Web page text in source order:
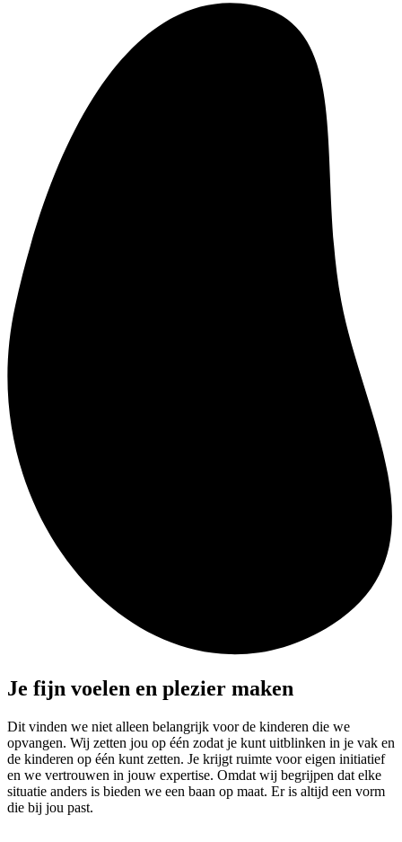
Je fijn voelen en plezier maken
Dit vinden we niet alleen belangrijk voor de kinderen die we
opvangen. Wij zetten jou op één zodat je kunt uitblinken in je vak en
de kinderen op één kunt zetten. Je krijgt ruimte voor eigen initiatief
en we vertrouwen in jouw expertise. Omdat wij begrijpen dat elke
situatie anders is bieden we een baan op maat. Er is altijd een vorm
die bij jou past.